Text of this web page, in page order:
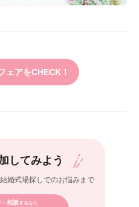
ェアをCHECK！
してみよう
結婚式場探しでのお悩みまで
・相談するなら